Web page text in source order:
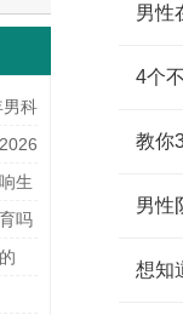
科
生
吗
男性
4个
教你
男性
想知